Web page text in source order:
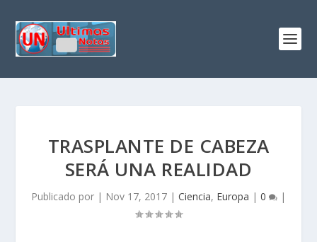
TRASPLANTE DE CABEZA
SERÁ UNA REALIDAD
Publicado por | Nov 17, 2017 | Ciencia, Europa | 0 |